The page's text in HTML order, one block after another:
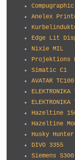
Compugraphic
Anelex
Edge Lit
Nixie MIL
Projektions
Simatic C1
AVATAR TC100
ELEKTRONIKA
Hazeltine
Hazeltine
Husky Hunter
DIVO 3355
Siemens S300